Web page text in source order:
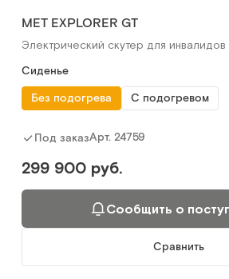
МЕТ EXPLORER GT
Электрический скутер для
Сиденье
Без подогрева
С подогревом
Под заказАрт. 24759
299 900 руб.
Сообщить о
Сравнить